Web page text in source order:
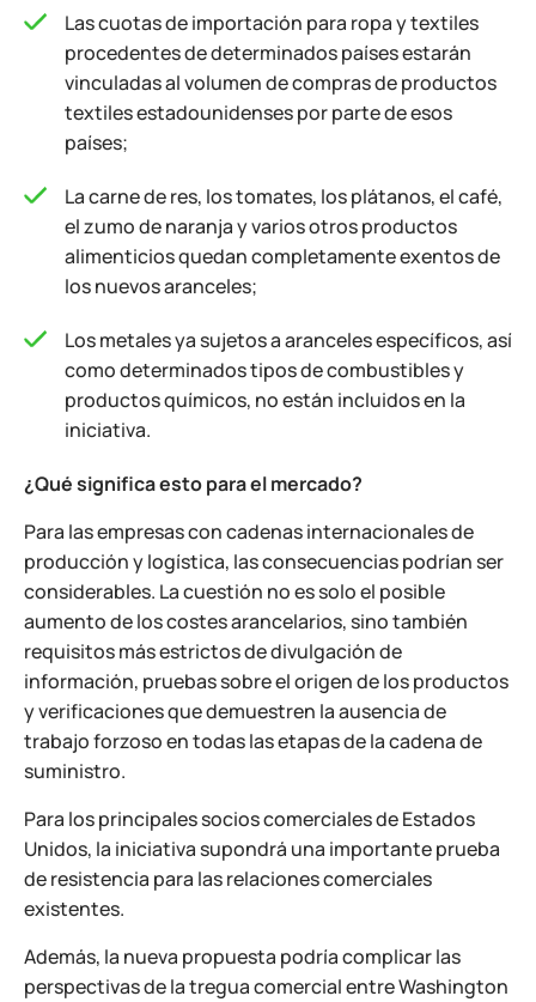
Las cuotas de importación para ropa y textiles
procedentes de determinados países estarán
vinculadas al volumen de compras de productos
textiles estadounidenses por parte de esos
países;
La carne de res, los tomates, los plátanos, el café,
el zumo de naranja y varios otros productos
alimenticios quedan completamente exentos de
los nuevos aranceles;
Los metales ya sujetos a aranceles específicos, así
como determinados tipos de combustibles y
productos químicos, no están incluidos en la
iniciativa.
¿Qué significa esto para el mercado?
Para las empresas con cadenas internacionales de
producción y logística, las consecuencias podrían ser
considerables. La cuestión no es solo el posible
aumento de los costes arancelarios, sino también
requisitos más estrictos de divulgación de
información, pruebas sobre el origen de los productos
y verificaciones que demuestren la ausencia de
trabajo forzoso en todas las etapas de la cadena de
suministro.
Para los principales socios comerciales de Estados
Unidos, la iniciativa supondrá una importante prueba
de resistencia para las relaciones comerciales
existentes.
Además, la nueva propuesta podría complicar las
perspectivas de la tregua comercial entre Washington